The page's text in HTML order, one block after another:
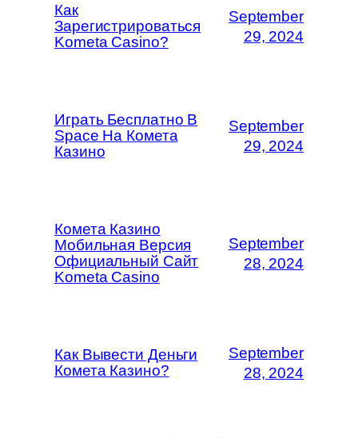
Как
Зарегистрироваться
Kometa Casino?
September
29, 2024
Играть Бесплатно В
Space На Комета
Казино
September
29, 2024
Комета Казино
Мобильная Версия
Официальный Сайт
Kometa Casino
September
28, 2024
Как Вывести Деньги
Комета Казино?
September
28, 2024